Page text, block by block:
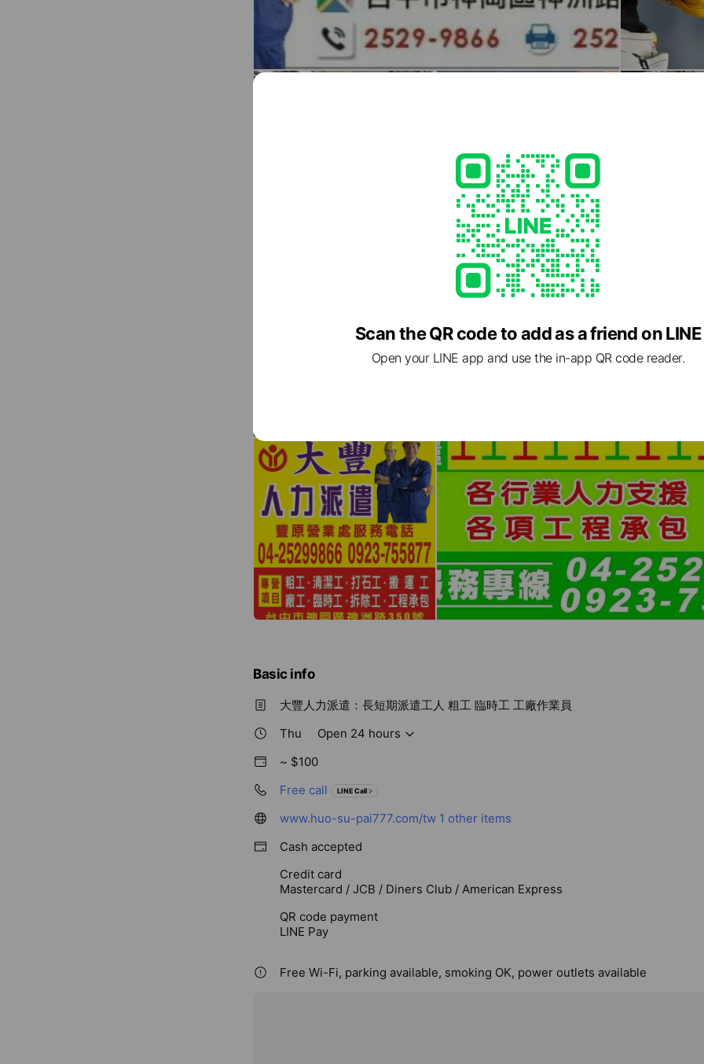
Basic info
大豐人力派遣：長短期派遣工人 粗工 臨時工 工廠作業員
Thu
Open 24 hours
~ $100
Free call
LINE Call
www.huo-su-pai777.com/tw 1 other items
Cash accepted
Credit card
Mastercard / JCB / Diners Club / American Express
QR code payment
LINE Pay
Free Wi-Fi, parking available, smoking OK, power outlets available
Scan the QR code to add as a friend on LINE
Open your LINE app and use the in-app QR code reader.